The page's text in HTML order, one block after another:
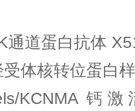
通道蛋白抗体
体核转位蛋白
KCNMA 钙